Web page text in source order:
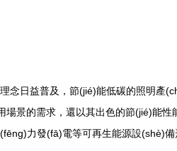
念日益普及，節(jié)能低碳的照明產
場景的需求，還以其出色的節(jié)能
力發(fā)電等可再生能源設(shè)